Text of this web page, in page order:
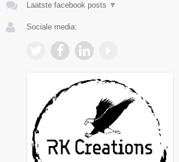
Laatste facebook posts ▼
Sociale media: